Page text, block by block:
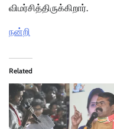
விமர்சித்திருக்கிறார்.
நன்றி
Related